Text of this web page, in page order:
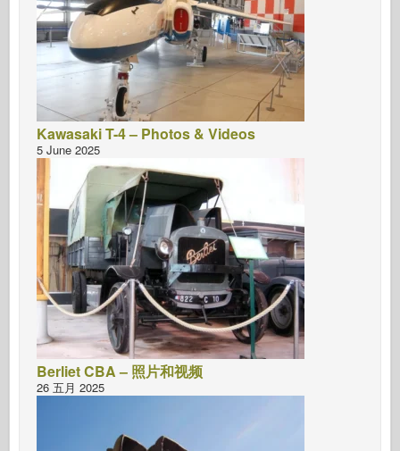
Kawasaki T-4 – Photos & Videos
5 June 2025
Berliet CBA – 照片和视频
26 五月 2025